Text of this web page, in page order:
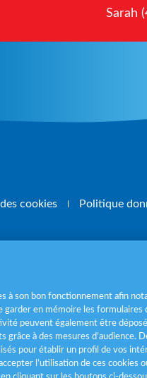
Sarah
cookies Politique
santé, mangez
à son bon fonctionnement afin
en mémoire les formulaires
peuvent également être
à des mesures d’audience.
pour établir un profil de vos
l’utilisation de ces cookies